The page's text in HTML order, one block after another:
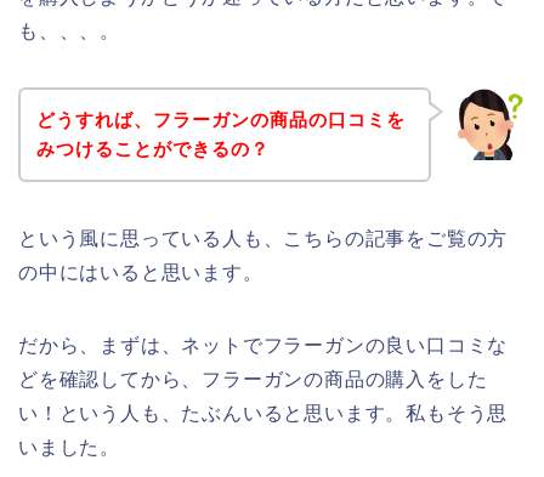
も、、、。
どうすれば、フラーガンの商品の口コミを
みつけることができるの？
という風に思っている人も、こちらの記事をご覧の方
の中にはいると思います。
だから、まずは、ネットでフラーガンの良い口コミな
どを確認してから、フラーガンの商品の購入をした
い！という人も、たぶんいると思います。私もそう思
いました。